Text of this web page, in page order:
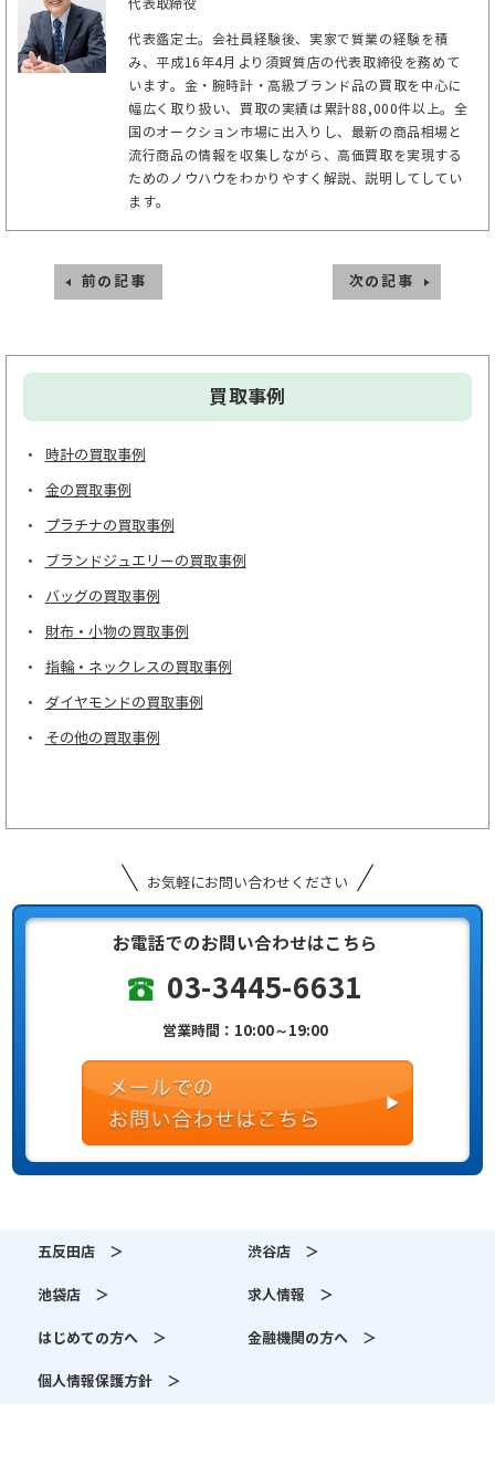
代表取締役
代表鑑定士。会社員経験後、実家で質業の経験を積
み、平成16年4月より須賀質店の代表取締役を務めて
います。金・腕時計・高級ブランド品の買取を中心に
幅広く取り扱い、買取の実績は累計88,000件以上。全
国のオークション市場に出入りし、最新の商品相場と
流行商品の情報を収集しながら、高価買取を実現する
ためのノウハウをわかりやすく解説、説明してしてい
ます。
前の記事 次の記事
買取事例
時計の買取事例
金の買取事例
プラチナの買取事例
ブランドジュエリーの買取事例
バッグの買取事例
財布・小物の買取事例
指輪・ネックレスの買取事例
ダイヤモンドの買取事例
その他の買取事例
お気軽にお問い合わせください
お電話でのお問い合わせはこちら
03-3445-6631
営業時間：10:00～19:00
五反田店 ＞ 渋谷店 ＞
池袋店 ＞ 求人情報 ＞
はじめての方へ ＞ 金融機関の方へ ＞
個人情報保護方針 ＞